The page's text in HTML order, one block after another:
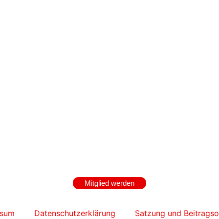
Mitglied werden
Datenschutzerklärung Satzung und